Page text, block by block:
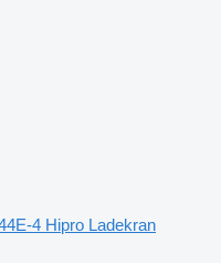
4 Hipro Ladekran